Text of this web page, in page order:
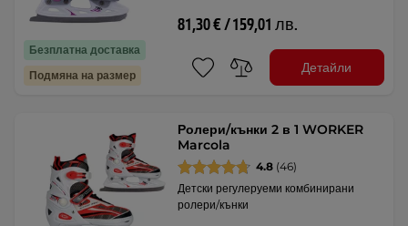
Безплатна доставка
Подмяна на размер
81,30 € / 159,01 лв.
Детайли
Ролери/кънки 2 в 1 WORKER
Marcola
4.8 (46)
Детски регулеруеми комбинирани
ролери/кънки